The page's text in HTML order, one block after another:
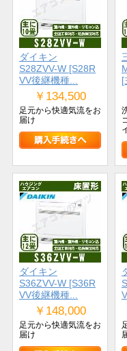
ダイキン
S28ZVV-W [S28R
VV後継機種...
￥134,500
足元から快適気流をお
届け
[
ダイキン
S36ZVV-W [S36R
VV後継機種...
￥148,000
足元から快適気流をお
届け